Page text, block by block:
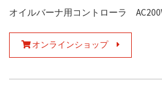
オイルバーナ用コントローラ
オンラインショップ